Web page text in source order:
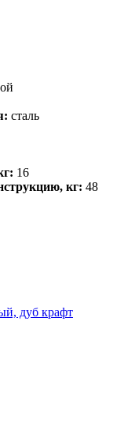
сталь
16
кг: 48
дуб крафт